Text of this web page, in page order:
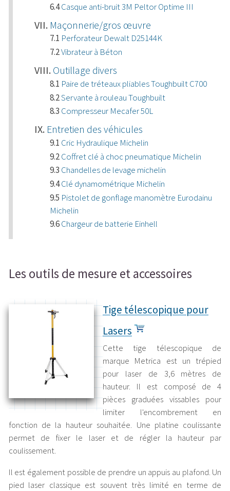
Casque anti-bruit 3M Peltor Optime III
Maçonnerie/gros œuvre
Perforateur Dewalt D25144K
Vibrateur à Béton
Outillage divers
Paire de tréteaux pliables Toughbuilt C700
Servante à rouleau Toughbuilt
Compresseur Mecafer 50L
Entretien des véhicules
Cric Hydraulique Michelin
Coffret clé à choc pneumatique Michelin
Chandelles de levage michelin
Clé dynamométrique Michelin
Pistolet de gonflage manomètre Eurodainu
Michelin
Chargeur de batterie Einhell
Les outils de mesure et accessoires
Tige télescopique pour
Lasers
Cette tige télescopique de
marque Metrica est un trépied
pour laser de 3,6 mètres de
hauteur. Il est composé de 4
pièces graduées vissables pour
limiter l'encombrement en
fonction de la hauteur souhaitée. Une platine coulissante
permet de fixer le laser et de régler la hauteur par
coulissement.
Il est également possible de prendre un appuis au plafond. Un
pied laser classique est souvent très limité en terme de